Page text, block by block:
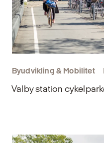
Byudvikling & Mobilitet
Valby station